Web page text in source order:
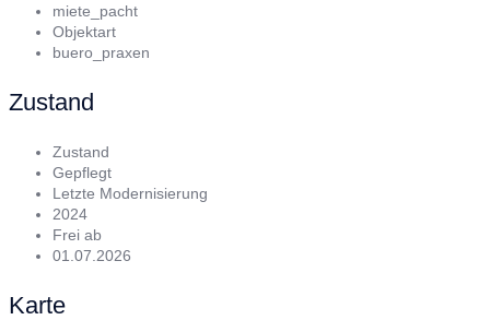
miete_pacht
Objektart
buero_praxen
Zustand
Zustand
Gepflegt
Letzte Modernisierung
2024
Frei ab
01.07.2026
Karte